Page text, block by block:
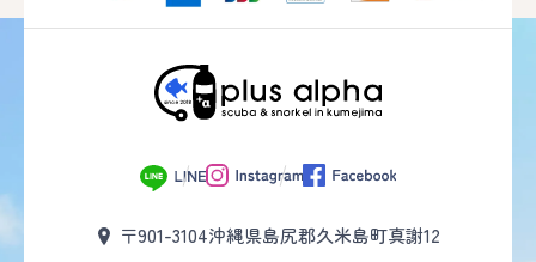
〒901-3104沖縄県島尻郡久米島町真謝12